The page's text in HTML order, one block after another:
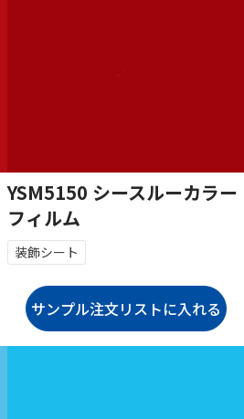
YSM5150 シースルーカラー
フィルム
装飾シート